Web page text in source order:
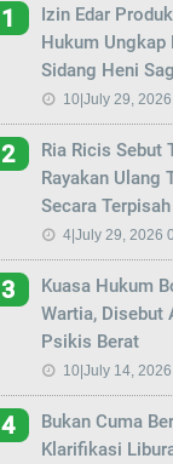
1
Izin Edar
Hukum Ungkap
Sidang Heni
10|July 29,
2
Ria Ricis Sebut
Rayakan Ulang
Secara Terpisah
4|July 29, 2026
3
Kuasa Hukum
Wartia, Disebut
Psikis Berat
10|July 14,
4
Bukan Cuma
Klarifikasi